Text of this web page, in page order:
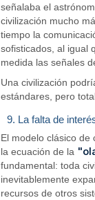
señalaba el
civilización mucho
tiempo la
sofisticados, al igual
medida las señales
Una civilización
estándares, pero
9. La falta de
El modelo clásico de
la ecuación de la
fundamental: toda
inevitablemente
recursos de otros